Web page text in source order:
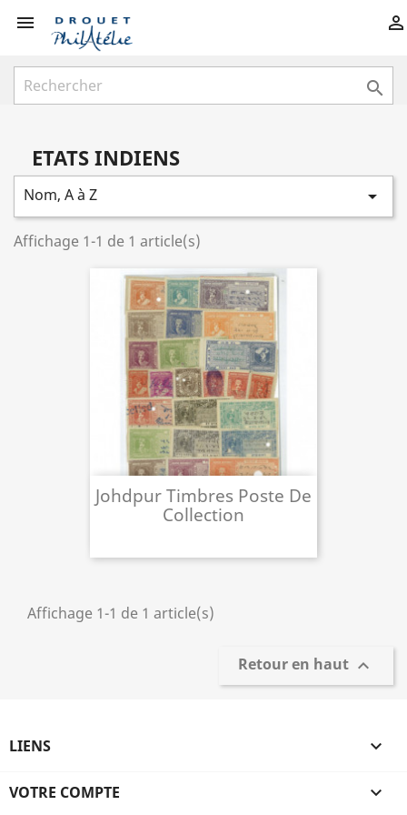
 

ETATS INDIENS
Nom, A à Z 
Affichage 1-1 de 1 article(s)
Johdpur Timbres Poste De
Collection
Affichage 1-1 de 1 article(s)
Retour en haut 
LIENS 
VOTRE COMPTE 